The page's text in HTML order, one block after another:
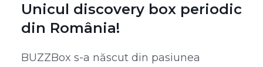
Unicul discovery box periodic
din România!
BUZZBox s-a născut din pasiunea